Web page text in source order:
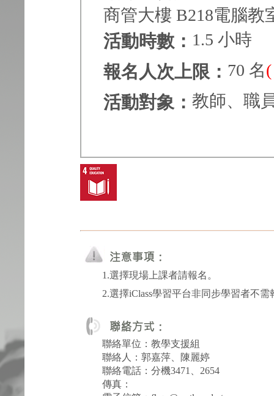
商管大樓 B218電腦教
活動時數： 1.5 小時
報名人次上限： 70 名
活動對象： 教師、職
1.選擇現場上課者請報名。
2.選擇iClass學習平台非同步學習者不
聯絡單位：教學支援組
聯絡人：郭嘉萍、陳麗婷
聯絡電話：分機3471、2654
傳真：